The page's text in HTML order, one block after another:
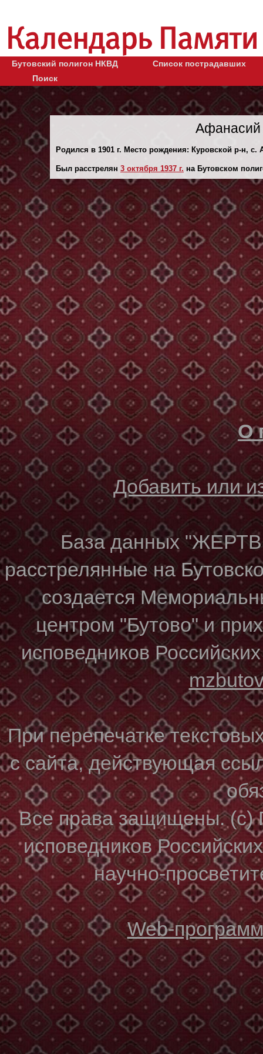
Бутовский полигон НКВД
Список пострадавших
Поиск
Афанасий
Родился в 1901 г. Место рождения: Куровской р-н, с.
Был расстрелян 3 октября 1937 г. на Бутовском
О
Добавить или
База данных
расстрелянные на
создается
центром "Бутово" и
исповедников
При перепечатке
с сайта, действующая
Все права защищены. (с)
исповедников
научно-
Web-